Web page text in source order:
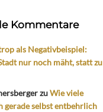
Kommentare
als Negativbeispiel:
nur noch mäht, statt zu
zuWie viele
gerade selbst entbehrlich